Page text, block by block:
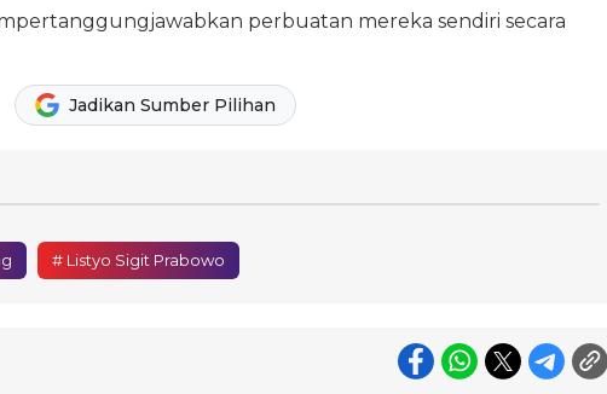
perbuatan mereka sendiri secara
Jadikan Sumber Pilihan
# Listyo Sigit Prabowo